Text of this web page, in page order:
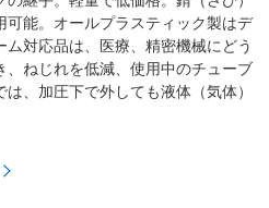
可能。オールプラスティック製はデ
ム対応品は、医療、精密機械にどう
、ねじれを低減、使用中のチューブ
、加圧下で外しても液体（気体）